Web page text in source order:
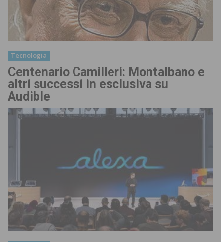
Tecnologia
Centenario Camilleri: Montalbano e
altri successi in esclusiva su
Audible